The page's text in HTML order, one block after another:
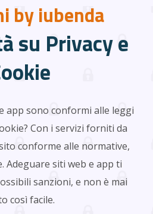
by iubenda
su Privacy e
app sono conformi alle leggi
Con i servizi forniti da
conforme alle normative,
Adeguare siti web e app ti
sanzioni, e non è mai
così facile.